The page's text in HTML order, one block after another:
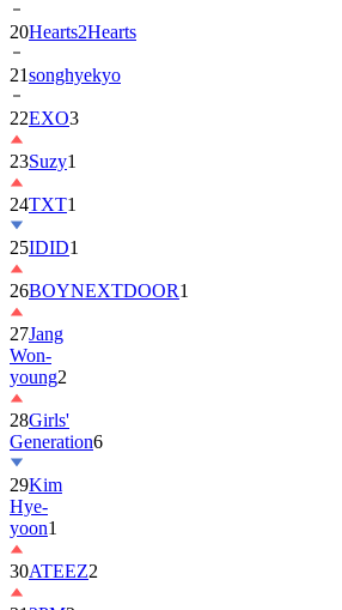
21songhyekyo
22EXO3
23Suzy1
24TXT1
25IDID1
26BOYNEXTDOOR
27Jang
Won-
young2
28Girls'
Generation
29Kim
Hye-
yoon1
30ATEEZ
312PM2